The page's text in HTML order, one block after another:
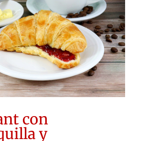
con
y